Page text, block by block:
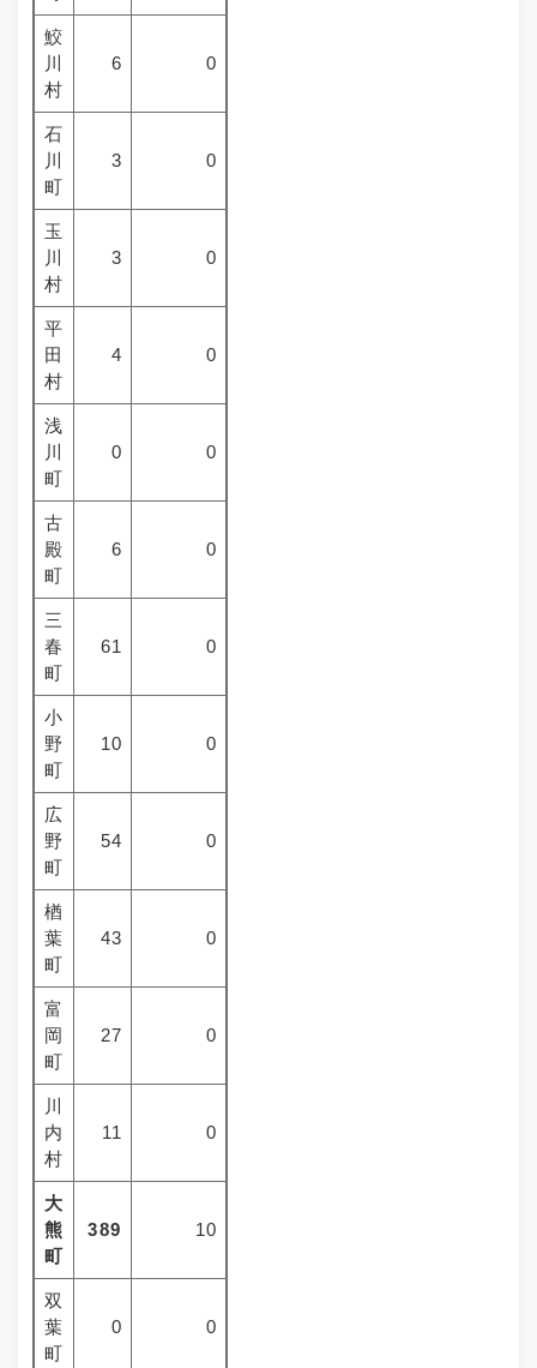
鮫
川
村
6 0
石
川
町
3 0
玉
川
村
3 0
平
田
村
4 0
浅
川
町
0 0
古
殿
町
6 0
三
春
町
61 0
小
野
町
10 0
広
野
町
54 0
楢
葉
町
43 0
富
岡
町
27 0
川
内
村
11 0
大
熊
町
389 10
双
葉
町
0 0